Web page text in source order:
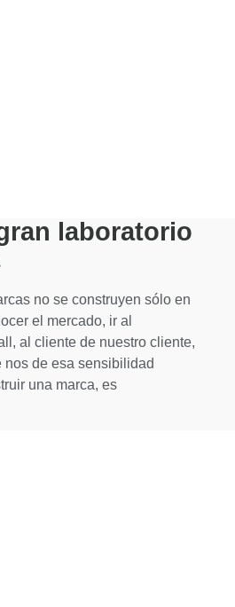
laboratorio
no se construyen sólo en
el mercado, ir al
al cliente de nuestro cliente,
de esa sensibilidad
una marca, es